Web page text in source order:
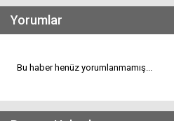
Yorumlar
Bu haber henüz yorumlanmamış...